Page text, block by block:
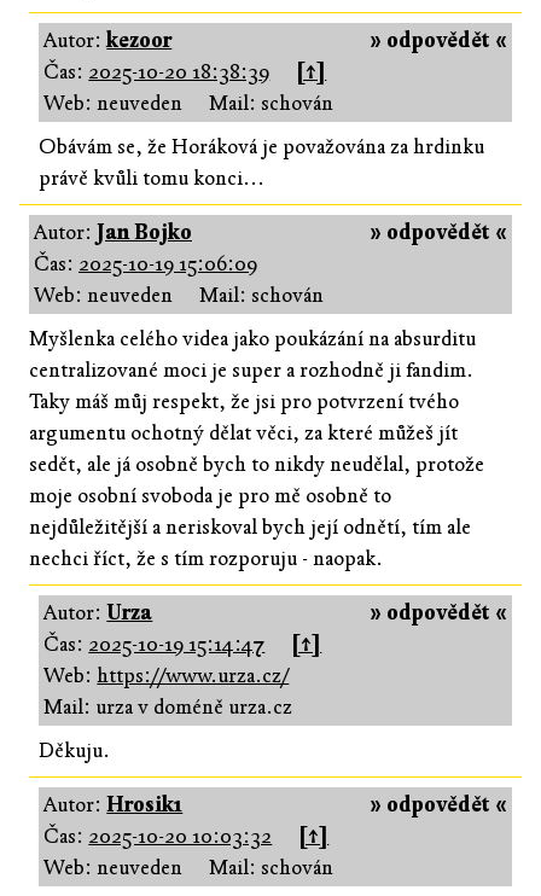
» odpovědět «
Autor:kezoor
Čas: 2025-10-20 18:38:39
[↑]
Web: neuveden
Mail: schován
Obávám se, že Horáková je považována za hrdinku
právě kvůli tomu konci...
» odpovědět «
Autor: Jan Bojko
Čas: 2025-10-19 15:06:09
Web: neuveden
Mail: schován
Myšlenka celého videa jako poukázání na absurditu
centralizované moci je super a rozhodně ji fandim.
Taky máš můj respekt, že jsi pro potvrzení tvého
argumentu ochotný dělat věci, za které můžeš jít
sedět, ale já osobně bych to nikdy neudělal, protože
moje osobní svoboda je pro mě osobně to
nejdůležitější a neriskoval bych její odnětí, tím ale
nechci říct, že s tím rozporuju - naopak.
» odpovědět «
Autor:Urza
Čas: 2025-10-19 15:14:47
[↑]
Web:https://www.urza.cz/
Mail: urza v doméně urza.cz
Děkuju.
» odpovědět «
Autor:Hrosik1
Čas: 2025-10-20 10:03:32
[↑]
Web: neuveden
Mail: schován